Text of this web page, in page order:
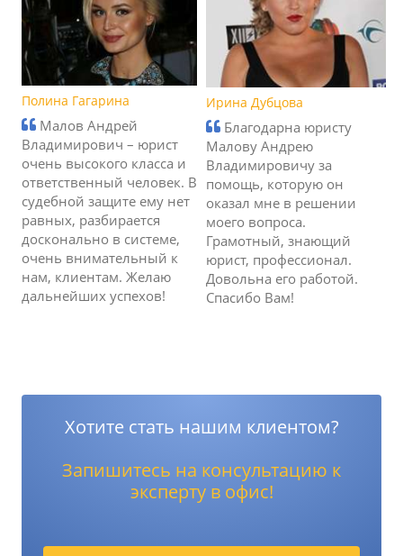
Полина Гагарина
Малов Андрей
Владимирович – юрист
очень высокого класса и
ответственный человек. В
судебной защите ему нет
равных, разбирается
досконально в системе,
очень внимательный к
нам, клиентам. Желаю
дальнейших успехов!
Ирина Дубцова
Благодарна юристу
Малову Андрею
Владимировичу за
помощь, которую он
оказал мне в решении
моего вопроса.
Грамотный, знающий
юрист, профессионал.
Довольна его работой.
Спасибо Вам!
Хотите стать нашим клиентом?
Запишитесь на консультацию к
эксперту в офис!